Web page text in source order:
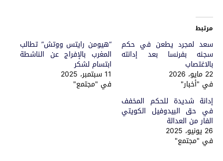
مرتبط
سعد لمجرد يطعن في حكم
سجنه بفرنسا بعد إدانته
بالاغتصاب
22 مايو، 2026
في "أخبار"
“هيومن رايتس ووتش” تطالب
المغرب بالإفراج عن الناشطة
ابتسام لشكر
11 سبتمبر، 2025
في "مجتمع"
إدانة شديدة للحكم المخفف
في حق البيدوفيل الكويتي
الفار من العدالة
26 يونيو، 2025
في "مجتمع"